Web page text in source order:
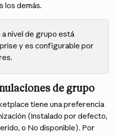
los demás.
nivel de grupo está
y es configurable por
de grupo
tiene una preferencia
(Instalado por defecto,
o No disponible). Por